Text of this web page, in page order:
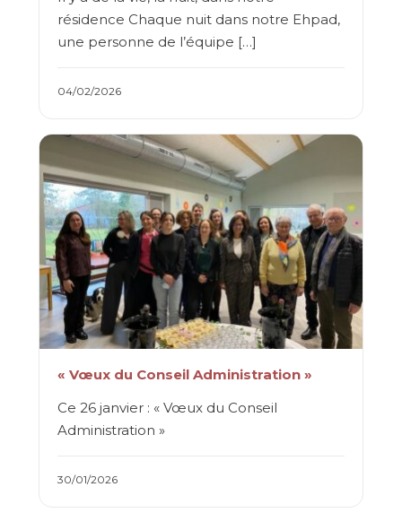
résidence Chaque nuit dans notre Ehpad,
une personne de l’équipe […]
04/02/2026
« Vœux du Conseil Administration »
Ce 26 janvier : « Vœux du Conseil
Administration »
30/01/2026